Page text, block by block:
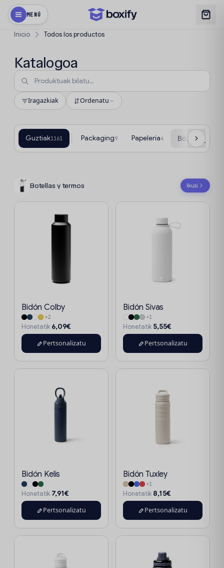
MENÚ
Inicio Todos los productos
Katalogoa
Iragazkiak Ordenatu
Guztiak1161 Packaging9 Papelería4 Botellas y
Botellas y termos Ikusi
Bidón Colby
+2
Honetatik 6,09€
Pertsonalizatu
Bidón Sivas
+1
Honetatik 5,55€
Pertsonalizatu
Bidón Kelis
Honetatik 7,91€
Pertsonalizatu
Bidón Tuxley
+1
Honetatik 8,15€
Pertsonalizatu